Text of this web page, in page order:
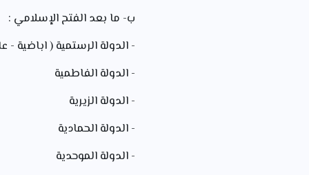
ب- ما بعد الفتح الإسلامي :
- الدولة الرستمية ( اباضية
- الدولة الفاطمية
- الدولة الزيرية
- الدولة الحمادية
- الدولة الموحدية